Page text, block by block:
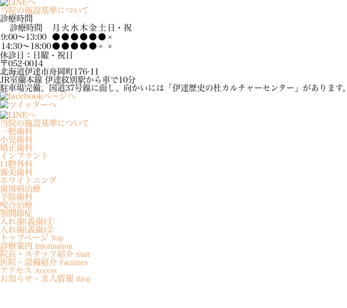
当院の施設基準について
診療時間
診療時間
月 火 水 木金 土 日・祝
9:00〜13:00
● ● ● ● ● ● ×
14:30～18:00● ● ● ● ● ×
×
休診日：日曜・祝日
〒052-0014
北海道伊達市舟岡町176-11
JR室蘭本線 伊達紋別駅から車で10分
駐車場完備。国道37号線に面し、向かいには「伊達歴史の杜カルチャーセンター」があります。
当院の施設基準について
一般歯科
小児歯科
矯正歯科
インプラント
口腔外科
審美歯科
ホワイトニング
歯周病治療
予防歯科
咬合治療
顎関節症
入れ歯(義歯)①
入れ歯(義歯)②
トップページ Top
診療案内 Information
院長・スタッフ紹介 Staff
医院・設備紹介 Facilities
アクセス Access
お知らせ・求人情報 Blog